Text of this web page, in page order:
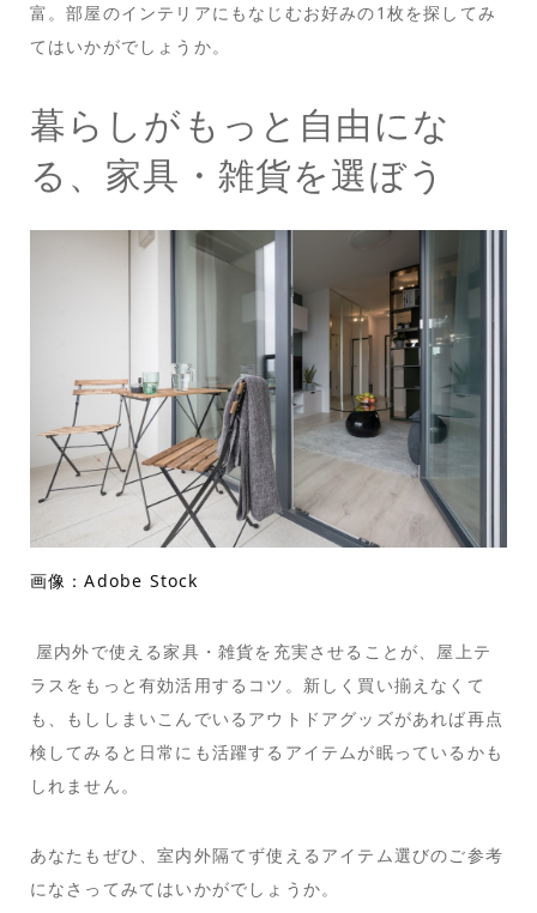
富。部屋のインテリアにもなじむお好みの1枚を探してみ
てはいかがでしょうか。
暮らしがもっと自由にな
る、家具・雑貨を選ぼう
画像：Adobe Stock
屋内外で使える家具・雑貨を充実させることが、屋上テ
ラスをもっと有効活用するコツ。新しく買い揃えなくて
も、もししまいこんでいるアウトドアグッズがあれば再点
検してみると日常にも活躍するアイテムが眠っているかも
しれません。
あなたもぜひ、室内外隔てず使えるアイテム選びのご参考
になさってみてはいかがでしょうか。